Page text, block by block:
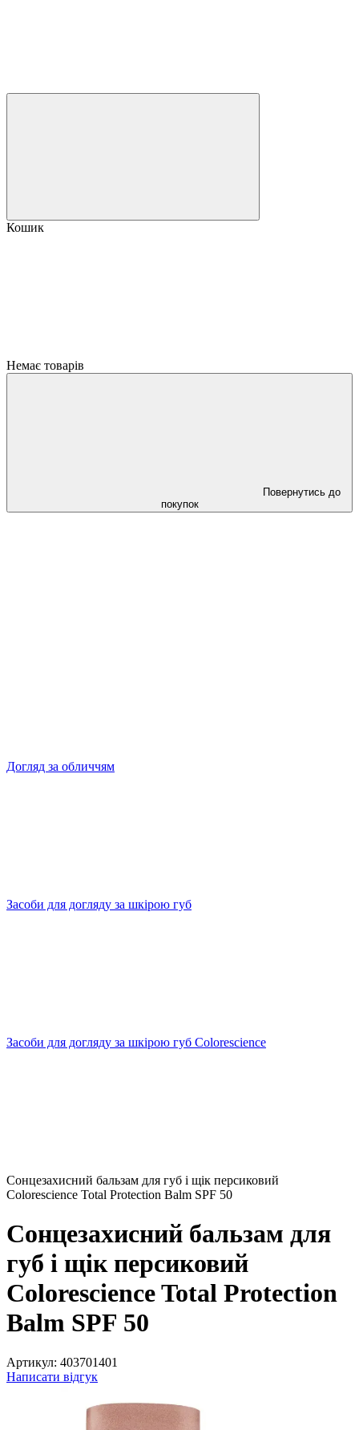
Кошик
Немає товарів
Повернутись до
покупок
Догляд за обличчям
Засоби для догляду за шкірою губ
Засоби для догляду за шкірою губ Colorescience
Сонцезахисний бальзам для губ і щік персиковий
Colorescience Total Protection Balm SPF 50
Сонцезахисний бальзам для
губ і щік персиковий
Colorescience Total Protection
Balm SPF 50
Артикул: 403701401
Написати відгук